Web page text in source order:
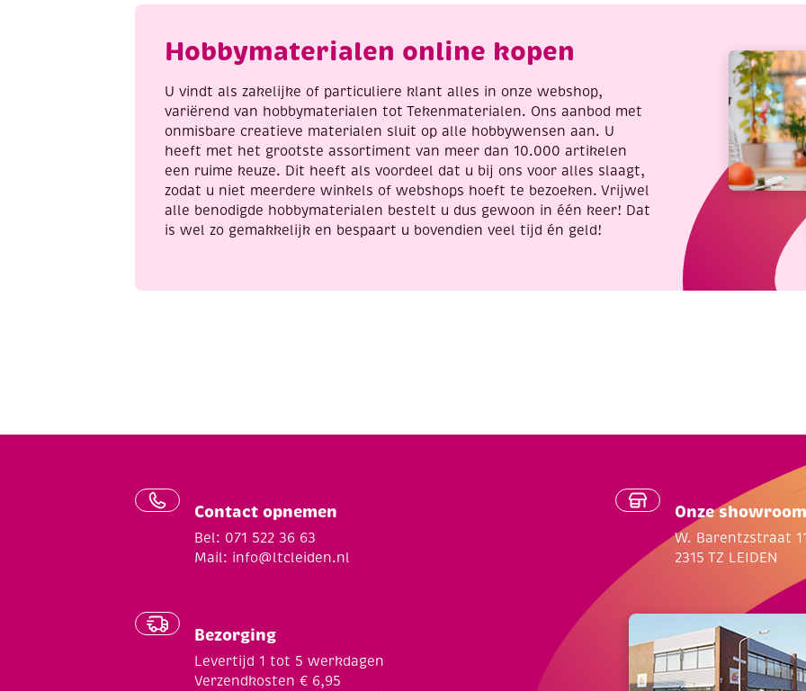
aantal
and
Hobbymaterialen online kopen
U vindt als zakelijke of particuliere klant alles in onze webshop,
variërend van hobbymaterialen tot Tekenmaterialen. Ons aanbod met
onmisbare creatieve materialen sluit op alle hobbywensen aan. U
heeft met het grootste assortiment van meer dan 10.000 artikelen
een ruime keuze. Dit heeft als voordeel dat u bij ons voor alles slaagt,
zodat u niet meerdere winkels of webshops hoeft te bezoeken. Vrijwel
alle benodigde hobbymaterialen bestelt u dus gewoon in één keer! Dat
is wel zo gemakkelijk en bespaart u bovendien veel tijd én geld!
Contact opnemen
Bel: 071 522 36 63
Mail: info@ltcleiden.nl
Bezorging
Levertijd 1 tot 5 werkdagen
Verzendkosten € 6,95
Onze showroom
W. Barentzstraat
2315 TZ LEIDEN